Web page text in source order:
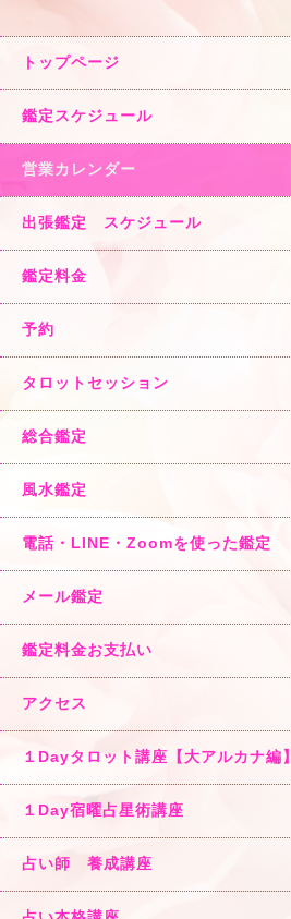
トップページ
鑑定スケジュール
営業カレンダー
出張鑑定 スケジュール
鑑定料金
予約
タロットセッション
総合鑑定
風水鑑定
電話・LINE・Zoomを使った鑑定
メール鑑定
鑑定料金お支払い
アクセス
１Dayタロット講座【大アルカナ編】
１Day宿曜占星術講座
占い師 養成講座